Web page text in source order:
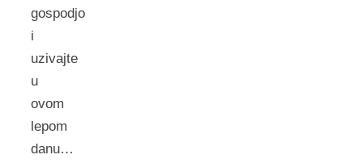
gospodjo
i
uzivajte
u
ovom
lepom
danu…